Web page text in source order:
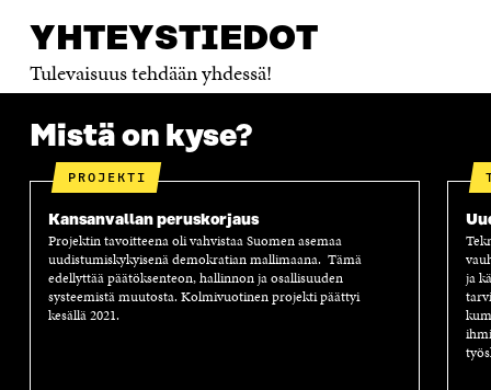
YHTEYSTIEDOT
Tulevaisuus tehdään yhdessä!
Mistä on kyse?
PROJEKTI
Kansanvallan peruskorjaus
Projektin tavoitteena oli vahvistaa Suomen asemaa
uudistumiskykyisenä demokratian mallimaana. Tämä
edellyttää päätöksenteon, hallinnon ja osallisuuden
systeemistä muutosta. Kolmivuotinen projekti päättyi
kesällä 2021.
ja